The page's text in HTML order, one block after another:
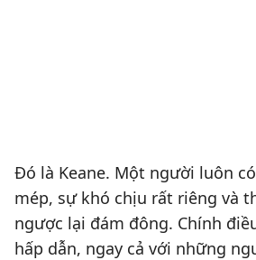
Đó là Keane. Một người luôn
mép, sự khó chịu rất riêng và
ngược lại đám đông. Chính
hấp dẫn, ngay cả với những